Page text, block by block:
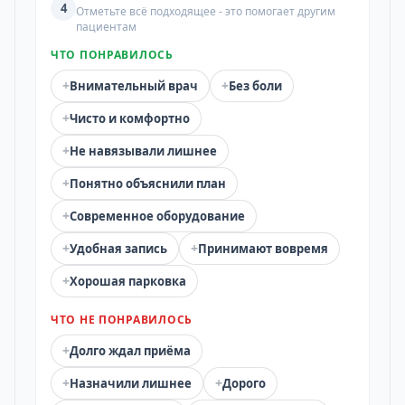
4
Отметьте всё подходящее - это помогает другим
пациентам
ЧТО ПОНРАВИЛОСЬ
+Внимательный врач +Без боли
+Чисто и комфортно
+Не навязывали лишнее
+Понятно объяснили план
+Современное оборудование
+Удобная запись +Принимают вовремя
+Хорошая парковка
ЧТО НЕ ПОНРАВИЛОСЬ
+Долго ждал приёма
+Назначили лишнее +Дорого